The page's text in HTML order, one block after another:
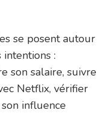
se posent autour
:
son salaire, suivre
Netflix, vérifier
influence